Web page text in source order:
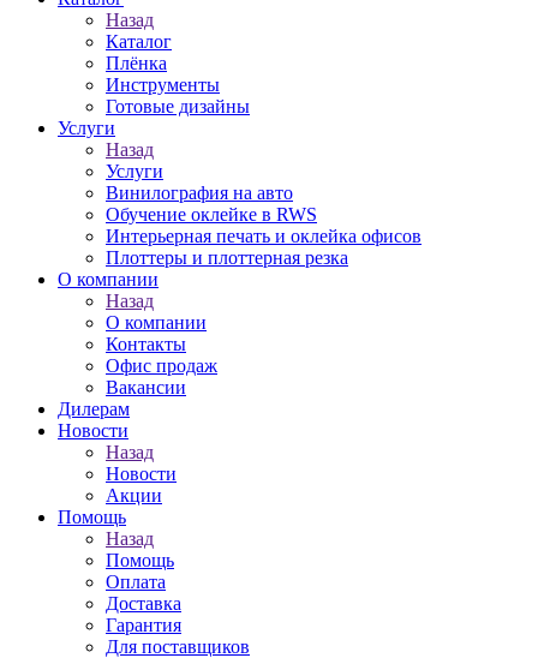
Назад
Каталог
Плёнка
Инструменты
Готовые дизайны
Услуги
Назад
Услуги
Винилография на авто
Обучение оклейке в RWS
Интерьерная печать и оклейка офисов
Плоттеры и плоттерная резка
О компании
Назад
О компании
Контакты
Офис продаж
Вакансии
Дилерам
Новости
Назад
Новости
Акции
Помощь
Назад
Помощь
Оплата
Доставка
Гарантия
Для поставщиков